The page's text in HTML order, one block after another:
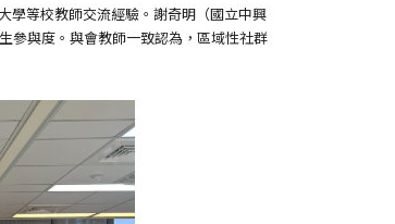
學等校教師交流經驗。謝奇明（國立中興
參與度。與會教師一致認為，區域性社群